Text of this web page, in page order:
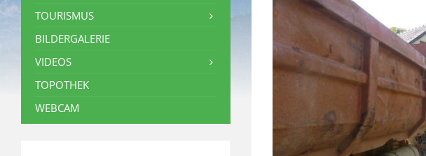
TOURISMUS
BILDERGALERIE
VIDEOS
TOPOTHEK
WEBCAM